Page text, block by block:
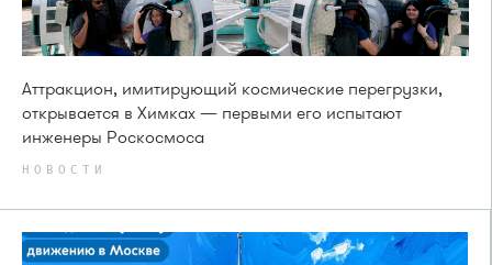
Аттракцион, имитирующий космические перегрузки,
открывается в Химках — первыми его испытают
инженеры Роскосмоса
НОВОСТИ